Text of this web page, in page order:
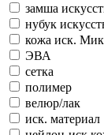
замша
нубук
кожа иск.
ЭВА
сетка
полимер
велюр/лак
иск. материал